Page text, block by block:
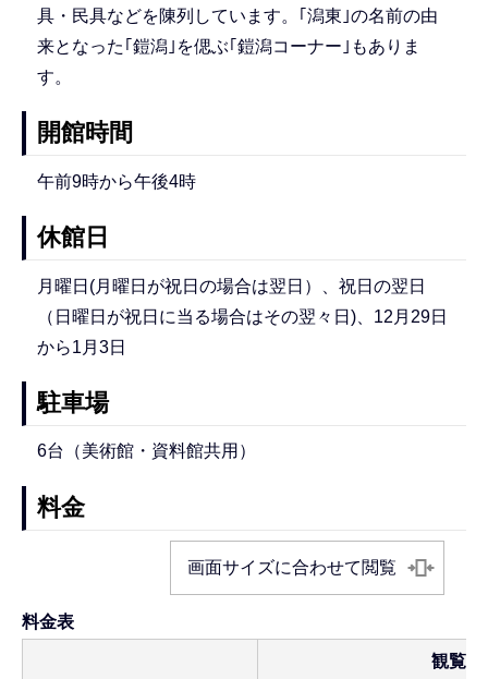
具・民具などを陳列しています。｢潟東｣の名前の由
来となった｢鎧潟｣を偲ぶ｢鎧潟コーナー｣もありま
す。
開館時間
午前9時から午後4時
休館日
月曜日(月曜日が祝日の場合は翌日）、祝日の翌日
（日曜日が祝日に当る場合はその翌々日)、12月29日
から1月3日
駐車場
6台（美術館・資料館共用）
料金
画面サイズに合わせて閲覧
料金表
観覧料